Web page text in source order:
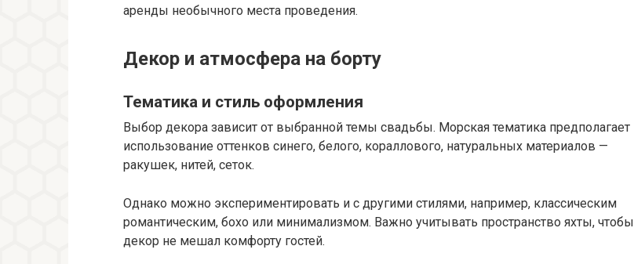
аренды необычного места проведения.
Декор и атмосфера на борту
Тематика и стиль оформления
Выбор декора зависит от выбранной темы свадьбы. Морская тематика предполагает
использование оттенков синего, белого, кораллового, натуральных материалов —
ракушек, нитей, сеток.
Однако можно экспериментировать и с другими стилями, например, классическим
романтическим, бохо или минимализмом. Важно учитывать пространство яхты, чтобы
декор не мешал комфорту гостей.